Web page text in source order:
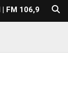
| FM 106,9